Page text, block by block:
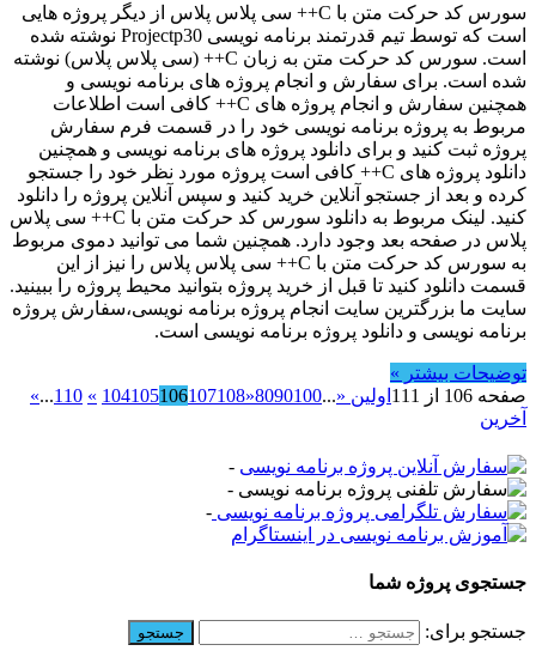
سورس کد حرکت متن با C++ سی پلاس پلاس از دیگر پروژه هایی
است که توسط تیم قدرتمند برنامه نویسی Projectp30 نوشته شده
است. سورس کد حرکت متن به زبان C++ (سی پلاس پلاس) نوشته
شده است. برای سفارش و انجام پروژه های برنامه نویسی و
همچنین سفارش و انجام پروژه های C++ کافی است اطلاعات
مربوط به پروژه برنامه نویسی خود را در قسمت فرم سفارش
پروژه ثبت کنید و برای دانلود پروژه های برنامه نویسی و همچنین
دانلود پروژه های C++ کافی است پروژه مورد نظر خود را جستجو
کرده و بعد از جستجو آنلاین خرید کنید و سپس آنلاین پروژه را دانلود
کنید. لینک مربوط به دانلود سورس کد حرکت متن با C++ سی پلاس
پلاس در صفحه بعد وجود دارد. همچنین شما می توانید دموی مربوط
به سورس کد حرکت متن با C++ سی پلاس پلاس را نیز از این
قسمت دانلود کنید تا قبل از خرید پروژه بتوانید محیط پروژه را ببینید.
سایت ما بزرگترین سایت انجام پروژه برنامه نویسی،سفارش پروژه
برنامه نویسی و دانلود پروژه برنامه نویسی است.
توضیحات بیشتر »
صفحه 106 از 111
اولین «...
8090100
«
104105106107108
»
110
...
»
آخرین
-
-
-
جستجوی پروژه شما
جستجو برای: